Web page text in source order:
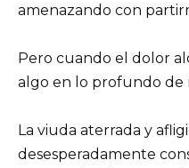
amenazando con
Pero cuando el dolor
algo en lo profundo de
La viuda aterrada y
desesperadamente